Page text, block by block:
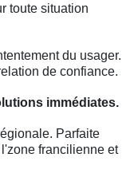
toute situation
du usager.
de confiance.
immédiates.
Parfaite
francilienne et